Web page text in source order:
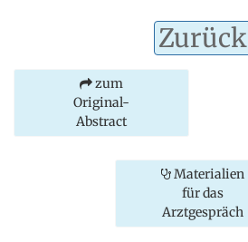
Zurück
zum
Original-
Abstract
Materialien
für das
Arztgespräch